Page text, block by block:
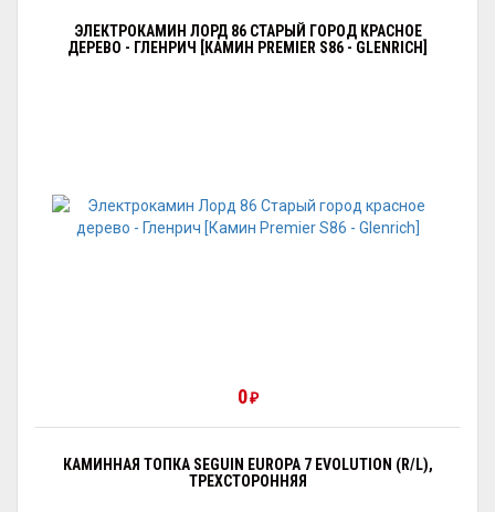
ЭЛЕКТРОКАМИН ЛОРД 86 СТАРЫЙ ГОРОД КРАСНОЕ
ДЕРЕВО - ГЛЕНРИЧ [КАМИН PREMIER S86 - GLENRICH]
0₽
КАМИННАЯ ТОПКА SEGUIN EUROPA 7 EVOLUTION (R/L),
ТРЕХСТОРОННЯЯ